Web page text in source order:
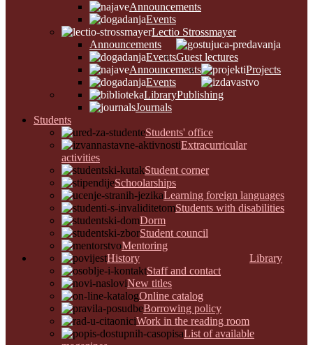
Announcements
Events
Lectio Strossmayer
Announcements
EventsGuest lectures
Announcements
Events
Projects
Publishing
Library
Journals
Students
Students' office
Extracurricular
activities
Student corner
Schoolarships
Learning foreign languages
Students with disabilities
Dorm
Student council
Mentoring
Library
History
Staff and contact
New titles
Online catalog
Borrowing policy
Work in the reading room
List of available